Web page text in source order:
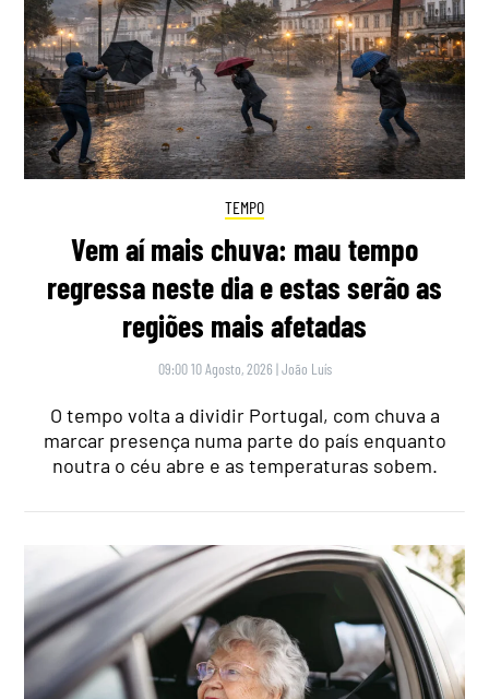
TEMPO
Vem aí mais chuva: mau tempo
regressa neste dia e estas serão as
regiões mais afetadas
09:00 10 Agosto, 2026 |João Luís
O tempo volta a dividir Portugal, com chuva a
marcar presença numa parte do país enquanto
noutra o céu abre e as temperaturas sobem.